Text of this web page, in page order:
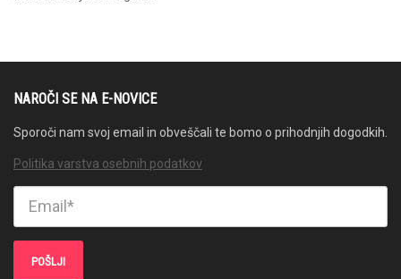
NAROČI SE NA E-NOVICE
Sporoči nam svoj email in obveščali te bomo o prihodnjih dogodkih.
Politika varstva osebnih podatkov